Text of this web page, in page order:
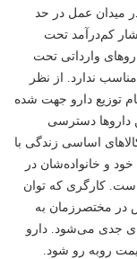
میدان عمل در حد
کم‌درآمد تحت
وارداتی تحت
ندارد. از نظر
توزیع دارو جهت شده
داروها دسترسی
اساسی زندگی با
و خانواده‌شان در
است. کارگری که توان
در مختصر‌زمان به
جدی می‌شود. دارو
روبه رو شود.